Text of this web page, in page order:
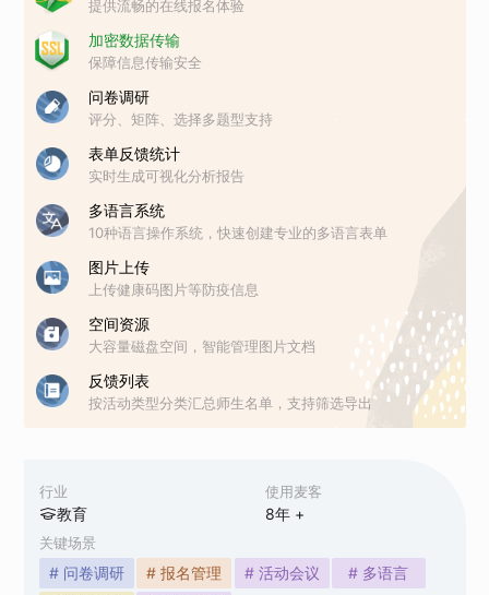
行业
教育
使用麦客
8年 +
关键场景
# 问卷调研 # 报名管理 # 活动会议
# 多语言
提供流畅的在线报名体验
加密数据传输
保障信息传输安全
问卷调研
评分、矩阵、选择多题型支持
表单反馈统计
实时生成可视化分析报告
多语言系统
10种语言操作系统，快速创建专业的多语言表单
图片上传
上传健康码图片等防疫信息
空间资源
大容量磁盘空间，智能管理图片文档
反馈列表
按活动类型分类汇总师生名单，支持筛选导出